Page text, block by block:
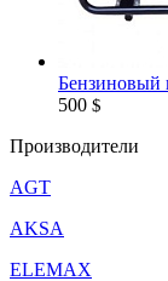
Бензиновый
500 $
Производители
AGT
AKSA
ELEMAX